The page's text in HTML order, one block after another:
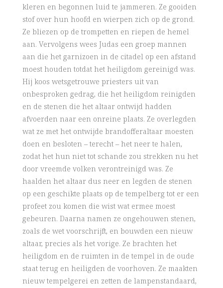
kleren en begonnen luid te jammeren. Ze gooiden
stof over hun hoofd en wierpen zich op de grond.
Ze bliezen op de trompetten en riepen de hemel
aan. Vervolgens wees Judas een groep mannen
aan die het garnizoen in de citadel op een afstand
moest houden totdat het heiligdom gereinigd was.
Hij koos wetsgetrouwe priesters uit van
onbesproken gedrag, die het heiligdom reinigden
en de stenen die het altaar ontwijd hadden
afvoerden naar een onreine plaats. Ze overlegden
wat ze met het ontwijde brandofferaltaar moesten
doen en besloten – terecht – het neer te halen,
zodat het hun niet tot schande zou strekken nu het
door vreemde volken verontreinigd was. Ze
haalden het altaar dus neer en legden de stenen
op een geschikte plaats op de tempelberg tot er een
profeet zou komen die wist wat ermee moest
gebeuren. Daarna namen ze ongehouwen stenen,
zoals de wet voorschrijft, en bouwden een nieuw
altaar, precies als het vorige. Ze brachten het
heiligdom en de ruimten in de tempel in de oude
staat terug en heiligden de voorhoven. Ze maakten
nieuw tempelgerei en zetten de lampenstandaard,